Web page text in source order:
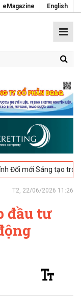
eMagazine English
Sáng tạo trong Ngành
T2, 22/06/2026 11:26
đầu tư